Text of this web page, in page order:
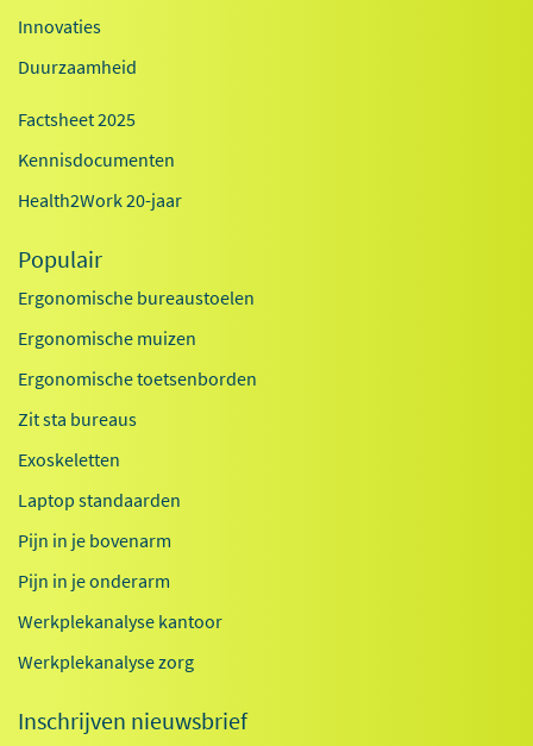
Innovaties
Duurzaamheid
Factsheet 2025
Kennisdocumenten
Health2Work 20-jaar
Populair
Ergonomische bureaustoelen
Ergonomische muizen
Ergonomische toetsenborden
Zit sta bureaus
Exoskeletten
Laptop standaarden
Pijn in je bovenarm
Pijn in je onderarm
Werkplekanalyse kantoor
Werkplekanalyse zorg
Inschrijven nieuwsbrief